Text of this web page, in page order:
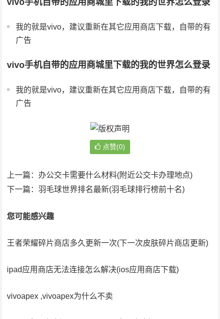
vivo手机自带的应用商城里下载的我的世界怎么登录
我的就是vivo，建议重新在其它应用商店下载，自带的有
广告
vivo手机自带的应用商城里下载的我的世界怎么登录
我的就是vivo，建议重新在其它应用商店下载，自带的有
广告
点赞(0)
上一篇： 办公交卡需要什么材料(附近公交卡办理地点)
下一篇：羽毛球世界排名最新(羽毛球排行榜前十名)
您可能感兴趣
王者荣耀碎片商店多久更新一次(下一次皮肤碎片商店更新)
ipad应用商店无法连接怎么解决(ios应用商店下载)
vivoapex ,vivoapex为什么不卖